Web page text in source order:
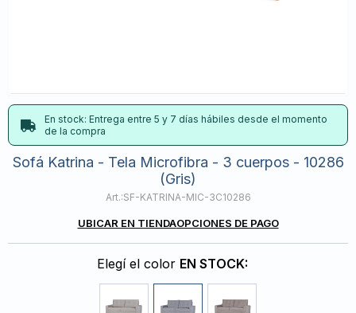
En stock: Entrega entre 5 y 7 días hábiles desde el momento
de la compra
Sofá Katrina - Tela Microfibra - 3 cuerpos - 10286
(Gris)
SF-KATRINA-MIC-3C10286
UBICAR EN TIENDAOPCIONES DE PAGO
Elegí el color EN STOCK: